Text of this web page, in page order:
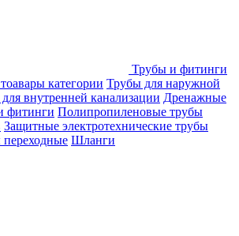
Трубы и фитинги
категории Трубы для наружной
внутренней канализации Дренажные
фитинги Полипропиленовые трубы
Защитные электротехнические трубы
Шланги